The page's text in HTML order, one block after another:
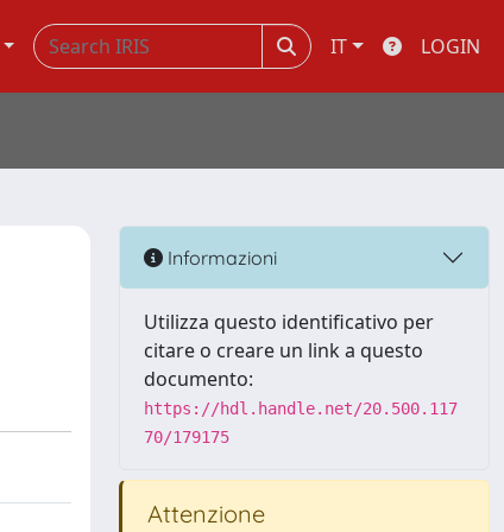
IT LOGIN
Informazioni
Utilizza questo identificativo per
citare o creare un link a questo
documento:
https://hdl.handle.net/20.500.117
70/179175
Attenzione